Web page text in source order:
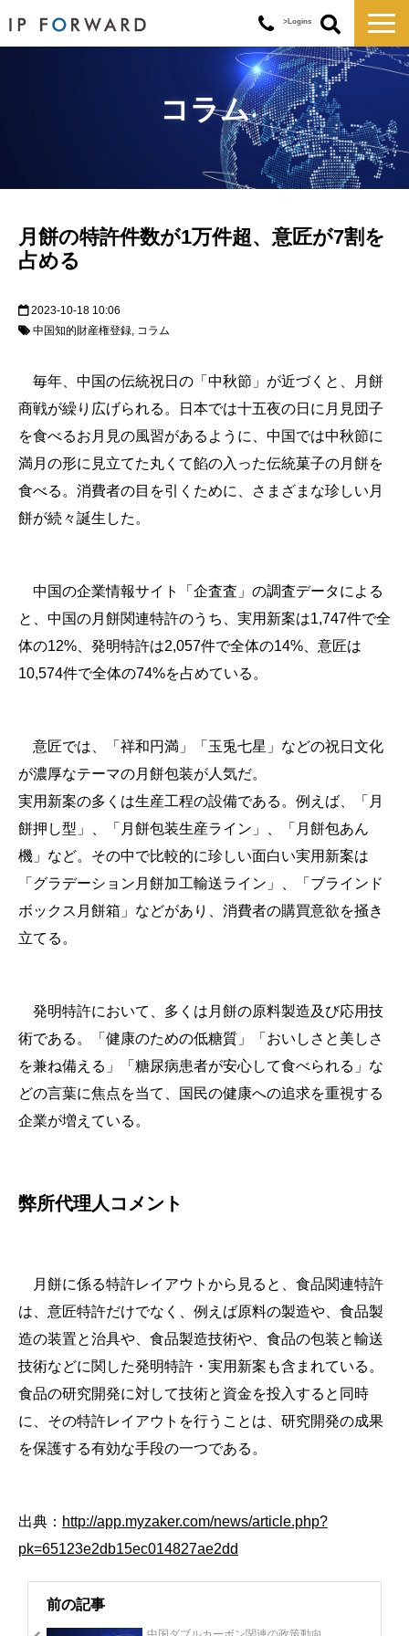
>Logins
サービス一覧
対応実績
コラム
お知らせ
企業情報
コラム
月餅の特許件数が1万件超、意匠が7割を
占める
2023-10-18 10:06
中国知的財産権登録 コラム
毎年、中国の伝統祝日の「中秋節」が近づくと、月餅
商戦が繰り広げられる。日本では十五夜の日に月見団子
を食べるお月見の風習があるように、中国では中秋節に
満月の形に見立てた丸くて餡の入った伝統菓子の月餅を
食べる。消費者の目を引くために、さまざまな珍しい月
餅が続々誕生した。
中国の企業情報サイト「企査査」の調査データによる
と、中国の月餅関連特許のうち、実用新案は1,747件で全
体の12%、発明特許は2,057件で全体の14%、意匠は
10,574件で全体の74%を占めている。
意匠では、「祥和円満」「玉兎七星」などの祝日文化
が濃厚なテーマの月餅包装が人気だ。
実用新案の多くは生産工程の設備である。例えば、「月
餅押し型」、「月餅包装生産ライン」、「月餅包あん
機」など。その中で比較的に珍しい面白い実用新案は
「グラデーション月餅加工輸送ライン」、「ブラインド
ボックス月餅箱」などがあり、消費者の購買意欲を掻き
立てる。
発明特許において、多くは月餅の原料製造及び応用技
術である。「健康のための低糖質」「おいしさと美しさ
を兼ね備える」「糖尿病患者が安心して食べられる」な
どの言葉に焦点を当て、国民の健康への追求を重視する
企業が増えている。
弊所代理人コメント
月餅に係る特許レイアウトから見ると、食品関連特許
は、意匠特許だけでなく、例えば原料の製造や、食品製
造の装置と治具や、食品製造技術や、食品の包装と輸送
技術などに関した発明特許・実用新案も含まれている。
食品の研究開発に対して技術と資金を投入すると同時
に、その特許レイアウトを行うことは、研究開発の成果
を保護する有効な手段の一つである。
出典： http://app.myzaker.com/news/article.php?
pk=65123e2db15ec014827ae2dd
前の記事